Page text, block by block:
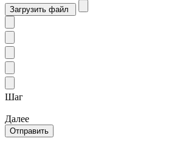
Загрузить файл
Шаг
Далее